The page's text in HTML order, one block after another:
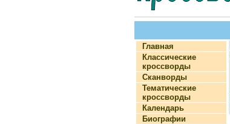
Главная
Классические
кроссворды
Сканворды
Тематические
кроссворды
Календарь
Биографии